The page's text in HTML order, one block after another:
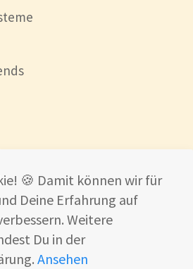
home-fox.de
🍪 Damit können wir für
Deine Erfahrung auf
Weitere
Du in der
Ansehen